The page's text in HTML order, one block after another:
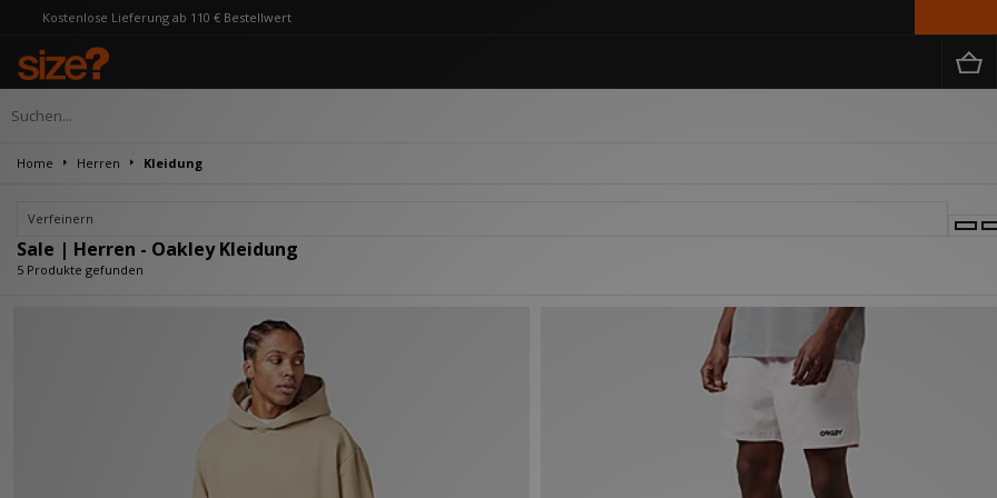
Lieferung ab 110 € Bestellwert
Home Herren Kleidung
Verfeinern
Sale | Herren - Oakley Kleidung
5 Produkte gefunden